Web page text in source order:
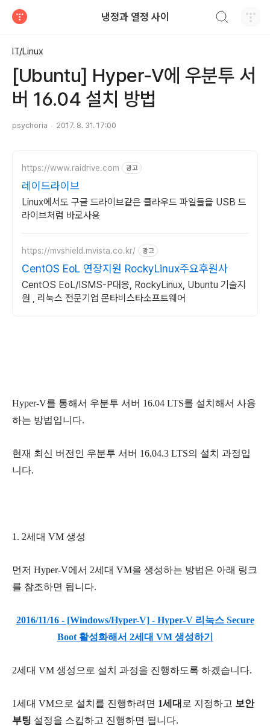
냉정과 열정 사이
IT/Linux
[Ubuntu] Hyper-V에 우분투 서
버 16.04 설치 방법
psychoria 2017. 8. 31. 17:00
https://www.raidrive.com 광고
레이드라이브
Linux에서도 구글 드라이브같은 클라우드 파일들을 USB 드
라이브처럼 바로사용
https://mvshield.mvista.co.kr/ 광고
CentOS EoL 연장지원 RockyLinux주요후원사
CentOS EoL/ISMS-P대응, RockyLinux, Ubuntu 기술지
원 , 리눅스 전문기업 몬타비스타소프트웨어
Hyper-V를 통해서 우분투 서버 16.04 LTS를 설치해서 사용
하는 방법입니다.
현재 최신 버전인 우분투 서버 16.04.3 LTS의 설치 과정입
니다.
1. 2세대 VM 생성
먼저 Hyper-V에서 2세대 VM을 생성하는 방법은 아래 링크
를 참조하면 됩니다.
2016/11/16 - [Windows/Hyper-V] - Hyper-V 리눅스 Secure
Boot 활성화해서 2세대 VM 생성하기
2세대 VM 생성으로 설치 과정을 진행하도록 하겠습니다.
1세대 VM으로 설치를 진행하려면 1세대 로 지정하고 보안
부팅 설정을 스킵하고 진행하면 됩니다.